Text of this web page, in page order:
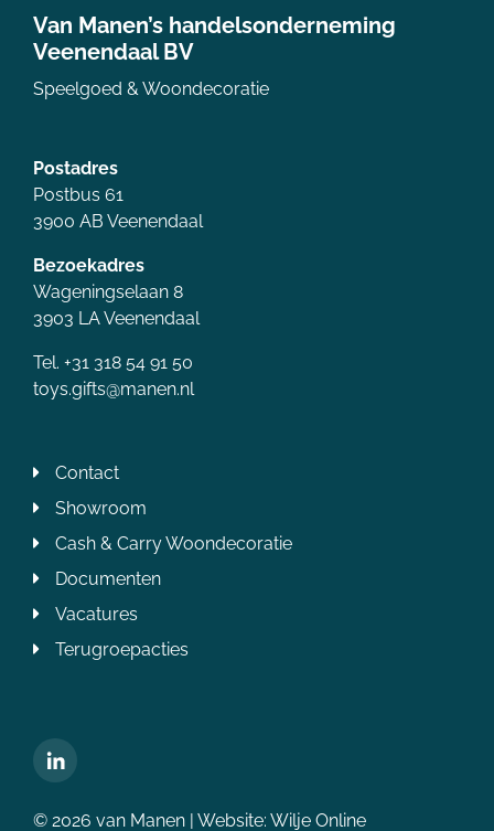
Van Manen’s handelsonderneming
Veenendaal BV
Speelgoed & Woondecoratie
Postadres
Postbus 61
3900 AB Veenendaal
Bezoekadres
Wageningselaan 8
3903 LA Veenendaal
Tel. +31 318 54 91 50
toys.gifts@manen.nl
Contact
Showroom
Cash & Carry Woondecoratie
Documenten
Vacatures
Terugroepacties
© 2026 van Manen | Website: Wilje Online